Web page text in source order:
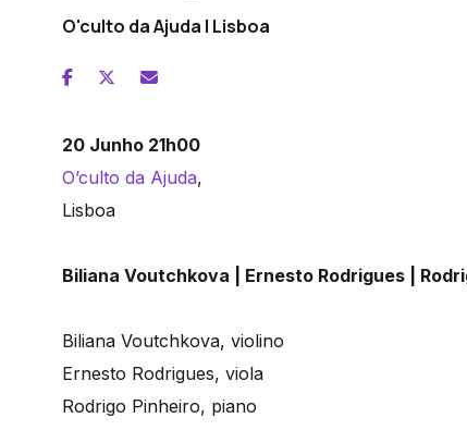
O'culto da Ajuda | Lisboa
20 Junho 21h00
O’culto da Ajuda,
Lisboa
Biliana Voutchkova | Ernesto Rodrigues |
Biliana Voutchkova, violino
Ernesto Rodrigues, viola
Rodrigo Pinheiro, piano